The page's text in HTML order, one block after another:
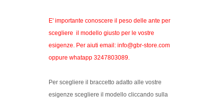
E' importante conoscere il peso delle ante per
scegliere il modello giusto per le vostre
esigenze. Per aiuti email: info@gbr-store.com
oppure whatapp 3247803089.
Per scegliere il braccetto adatto alle vostre
esigenze scegliere il modello cliccando sulla